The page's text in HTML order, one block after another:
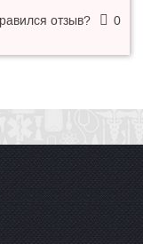
отзыв?
0